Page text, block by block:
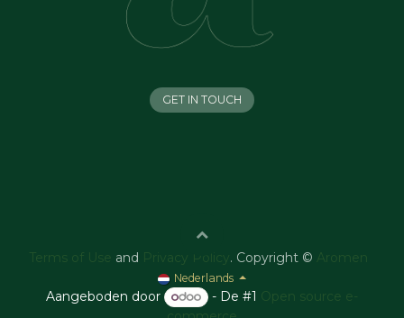
GET IN TOUCH
Terms of Use and Privacy Policy . Copyright © Aromen
Nederlands
Aangeboden door - De #1 Open source e-